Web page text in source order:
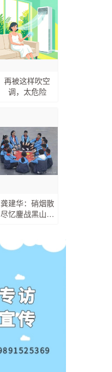
再被这样吹空
调，太危险
龚建华：硝烟散
尽忆鏖战黑山---
实